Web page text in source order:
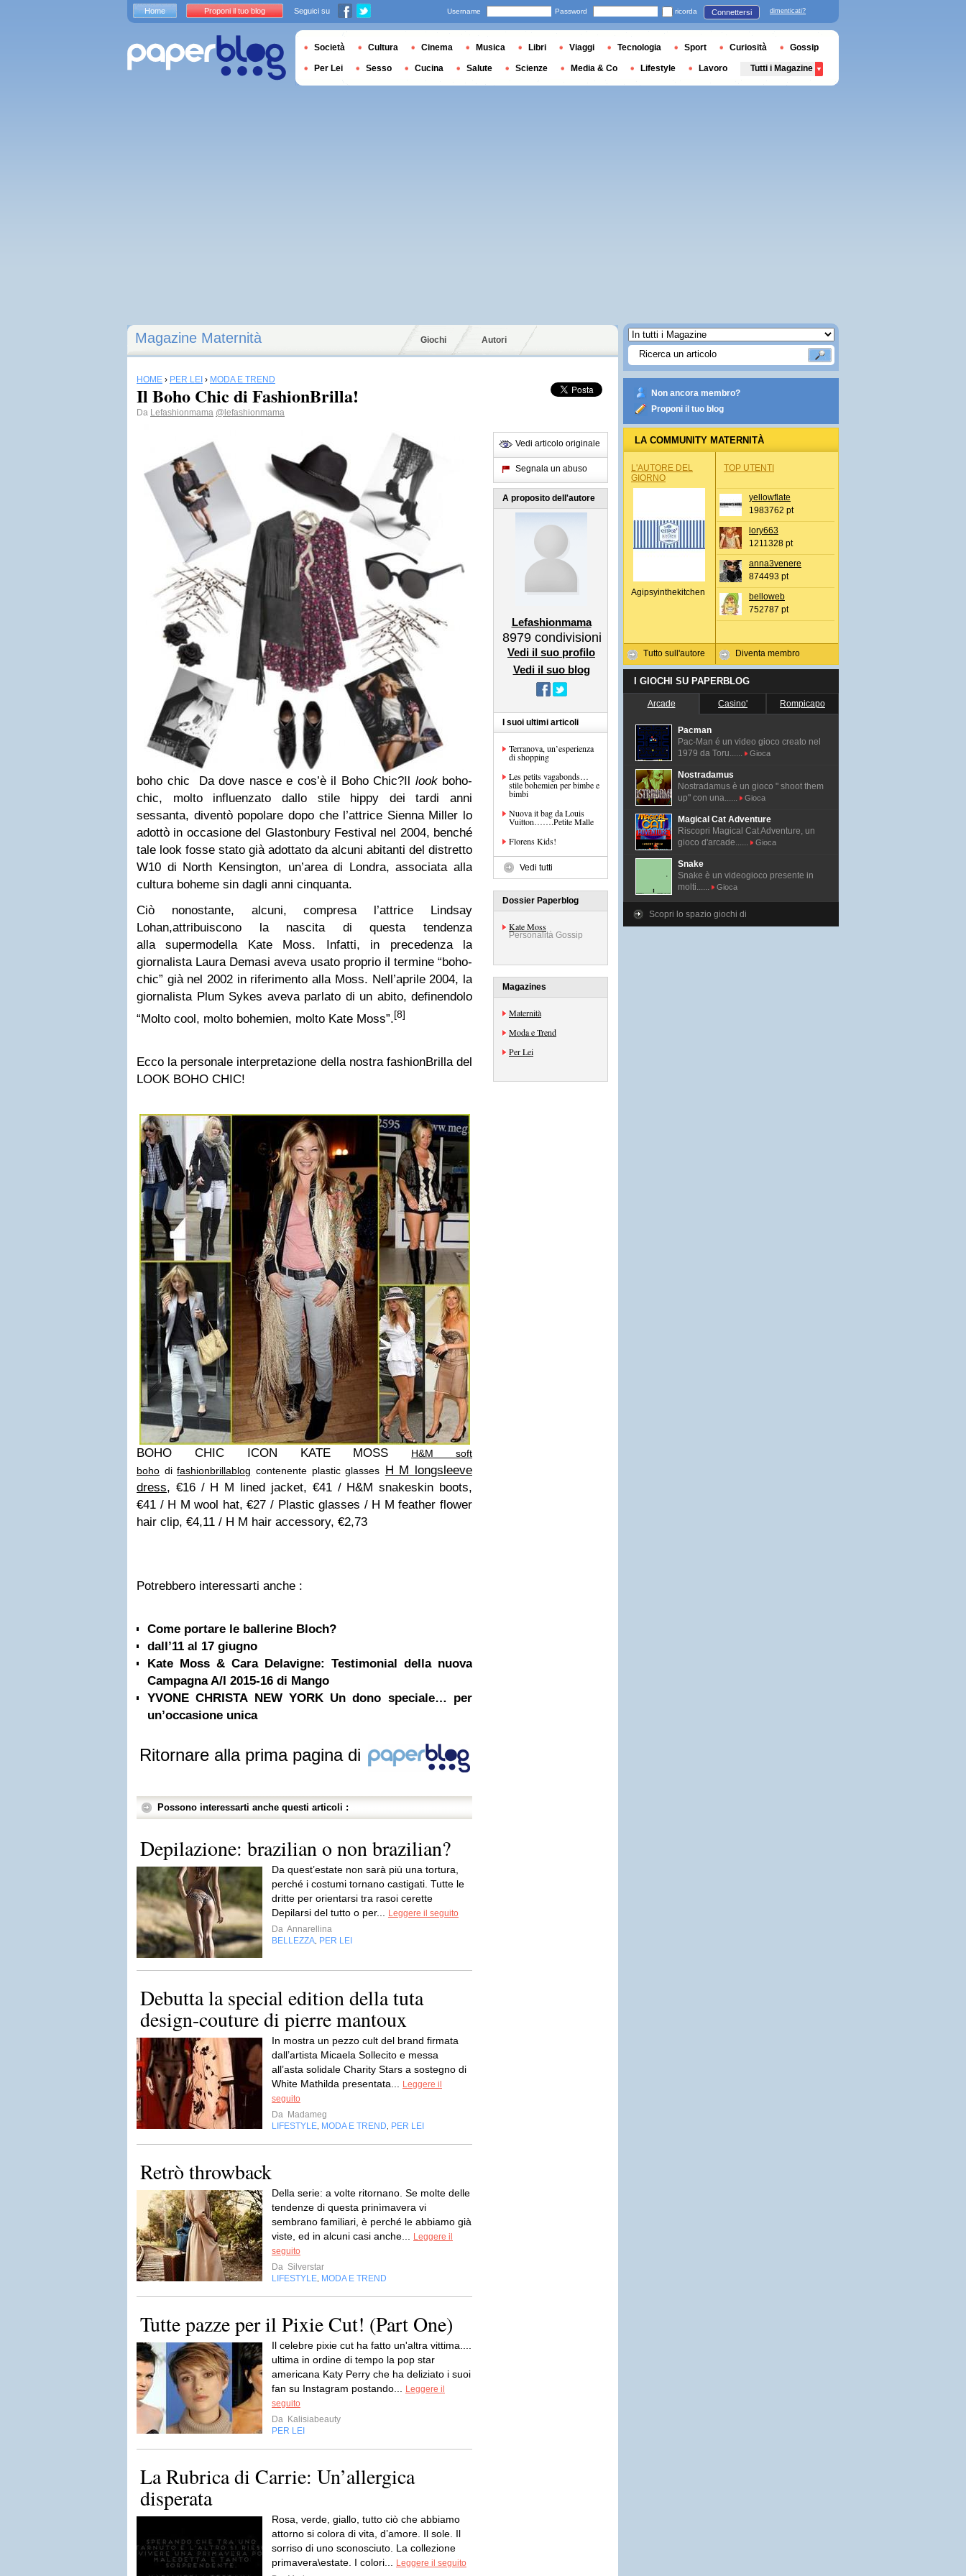
Magazine Maternità Giochi Autori
HOME › PER LEI › MODA E TREND
Il Boho Chic di FashionBrilla!
Da Lefashionmama @lefashionmama
boho chic Da dove nasce e cos’è il Boho Chic?Il lookboho-
chic, molto influenzato dallo stile hippy dei tardi anni
sessanta, diventò popolare dopo che l’attrice Sienna Miller lo
adottò in occasione del Glastonbury Festival nel 2004, benché
tale look fosse stato già adottato da alcuni abitanti del distretto
W10 di North Kensington, un’area di Londra, associata alla
cultura boheme sin dagli anni cinquanta.
Ciò nonostante, alcuni, compresa l’attrice Lindsay
Lohan,attribuiscono la nascita di questa tendenza
alla supermodella Kate Moss. Infatti, in precedenza la
giornalista Laura Demasi aveva usato proprio il termine “boho-
chic” già nel 2002 in riferimento alla Moss. Nell’aprile 2004, la
giornalista Plum Sykes aveva parlato di un abito, definendolo
“Molto cool, molto bohemien, molto Kate Moss”.[8]
Ecco la personale interpretazione della nostra fashionBrilla del
LOOK BOHO CHIC!
BOHO CHIC ICON KATE MOSS
H&M soft
boho difashionbrillablog contenente plastic glasses H M longsleeve
dress, €16 / H M lined jacket, €41 / H&M snakeskin boots,
€41 / H M wool hat, €27 / Plastic glasses / H M feather flower
hair clip, €4,11 / H M hair accessory, €2,73
Potrebbero interessarti anche :
Come portare le ballerine Bloch?
dall’11 al 17 giugno
Kate Moss & Cara Delavigne: Testimonial della nuova
Campagna A/I 2015-16 di Mango
YVONE CHRISTA NEW YORK Un dono speciale… per
un’occasione unica
Ritornare alla prima pagina di
Possono interessarti anche questi articoli :
Depilazione: brazilian o non brazilian?
Da quest’estate non sarà più una tortura,
perché i costumi tornano castigati. Tutte le
dritte per orientarsi tra rasoi cerette
Depilarsi del tutto o per...
Leggere il seguito
Da Annarellina
BELLEZZA PER LEI
Debutta la special edition della tuta
design-couture di pierre mantoux
In mostra un pezzo cult del brand firmata
dall’artista Micaela Sollecito e messa
all’asta solidale Charity Stars a sostegno di
White Mathilda presentata...
Leggere il
seguito
Da Madameg
LIFESTYLE MODA E TREND PER LEI
Retrò throwback
Della serie: a volte ritornano. Se molte delle
tendenze di questa prinìmavera vi
sembrano familiari, è perché le abbiamo già
viste, ed in alcuni casi anche...
Leggere il
seguito
Da Silverstar
LIFESTYLE MODA E TREND
Tutte pazze per il Pixie Cut! (Part One)
Il celebre pixie cut ha fatto un'altra vittima....
ultima in ordine di tempo la pop star
americana Katy Perry che ha deliziato i suoi
fan su Instagram postando...
Leggere il
seguito
Da Kalisiabeauty
PER LEI
La Rubrica di Carrie: Un’allergica
disperata
Rosa, verde, giallo, tutto ciò che abbiamo
attorno si colora di vita, d’amore. Il sole. Il
sorriso di uno sconosciuto. La collezione
primavera\estate. I colori...
Leggere il seguito
Vedi articolo originale
Segnala un abuso
A proposito dell'autore
Lefashionmama
8979 condivisioni
Vedi il suo profilo
Vedi il suo blog
I suoi ultimi articoli
Terranova, un’esperienza
di shopping
Les petits vagabonds…
stile bohemien per bimbe e
bimbi
Nuova it bag da Louis
Vuitton…….Petite Malle
Florens Kids!
Vedi tutti
Dossier Paperblog
Kate Moss
Personalità Gossip
Magazines
Maternità
Moda e Trend
Per Lei
Non ancora membro?
Proponi il tuo blog
LA COMMUNITY MATERNITÀ
L'AUTORE DEL
GIORNO
Agipsyinthekitchen
Tutto sull'autore
TOP UTENTI
yellowflate
1983762 pt
lory663
1211328 pt
anna3venere
874493 pt
belloweb
752787 pt
Diventa membro
I GIOCHI SU PAPERBLOG
Arcade Casino' Rompicapo
Pacman
Pac-Man é un video gioco creato nel
1979 da Toru......
Gioca
Nostradamus
Nostradamus è un gioco " shoot them
up" con una......
Gioca
Magical Cat Adventure
Riscopri Magical Cat Adventure, un
gioco d'arcade......
Gioca
Snake
Snake è un videogioco presente in
molti......
Gioca
Scopri lo spazio giochi di
Home Proponi il tuo blog Seguici su Username Password ricorda Connettersi dimenticati?
Società Cultura Cinema Musica Libri Viaggi Tecnologia Sport Curiosità Gossip
Per Lei Sesso Cucina Salute Scienze Media & Co Lifestyle Lavoro Tutti i Magazine